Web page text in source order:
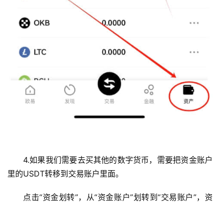
4.如果我们需要去买其他的数字货币，需要把资金账户
里的USDT转移到交易账户里面。
点击“资金划转”，从“资金账户”划转到“交易账户”，资